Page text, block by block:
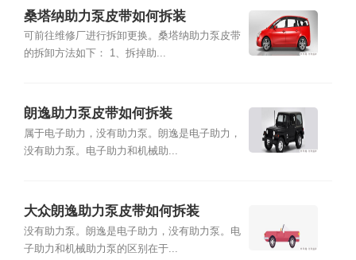
桑塔纳助力泵皮带如何拆装
可前往维修厂进行拆卸更换。桑塔纳助力泵皮带
的拆卸方法如下： 1、拆掉助...
朗逸助力泵皮带如何拆装
属于电子助力，没有助力泵。朗逸是电子助力，
没有助力泵。电子助力和机械助...
大众朗逸助力泵皮带如何拆装
没有助力泵。朗逸是电子助力，没有助力泵。电
子助力和机械助力泵的区别在于...